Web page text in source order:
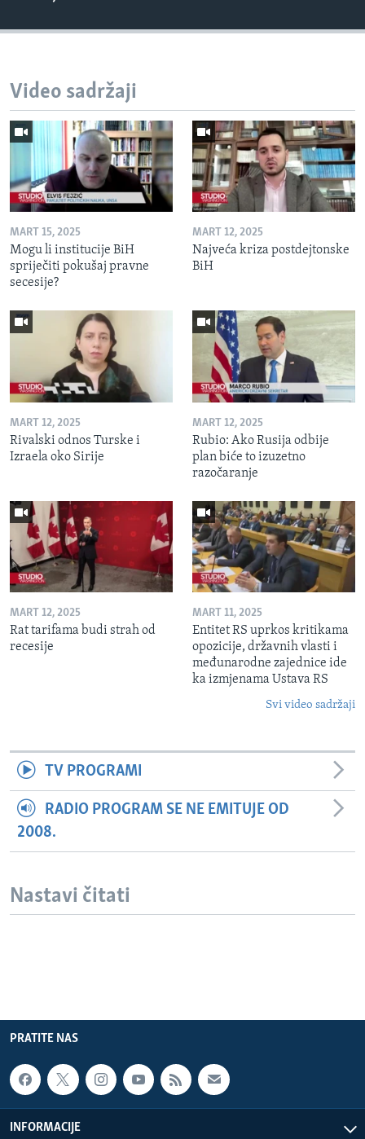
Video sadržaji
MART 15, 2025
Mogu li institucije BiH
spriječiti pokušaj pravne
secesije?
MART 12, 2025
Najveća kriza postdejtonske
BiH
MART 12, 2025
Rivalski odnos Turske i
Izraela oko Sirije
MART 12, 2025
Rubio: Ako Rusija odbije
plan biće to izuzetno
razočaranje
MART 12, 2025
Rat tarifama budi strah od
recesije
MART 11, 2025
Entitet RS uprkos kritikama
opozicije, državnih vlasti i
međunarodne zajednice ide
ka izmjenama Ustava RS
Svi video sadržaji
TV PROGRAMI
RADIO PROGRAM SE NE EMITUJE OD
2008.
Nastavi čitati
PRATITE NAS
INFORMACIJE